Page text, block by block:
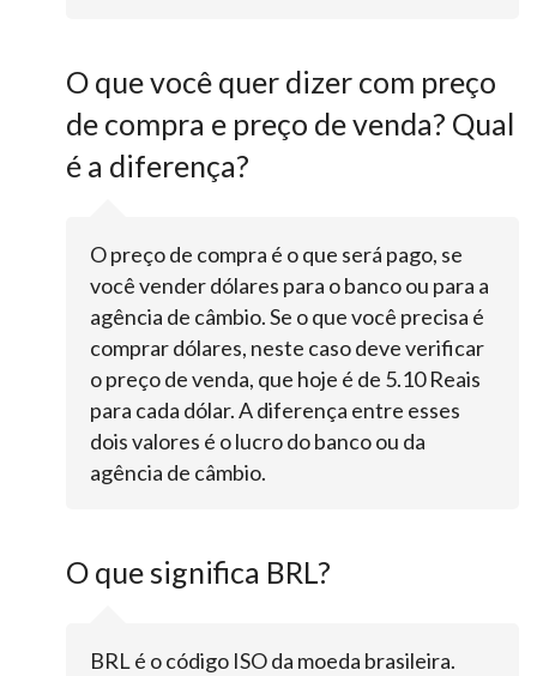
O que você quer dizer com preço
de compra e preço de venda? Qual
é a diferença?
O preço de compra é o que será pago, se
você vender dólares para o banco ou para a
agência de câmbio. Se o que você precisa é
comprar dólares, neste caso deve verificar
o preço de venda, que hoje é de 5.10 Reais
para cada dólar. A diferença entre esses
dois valores é o lucro do banco ou da
agência de câmbio.
O que significa BRL?
BRL é o código ISO da moeda brasileira.